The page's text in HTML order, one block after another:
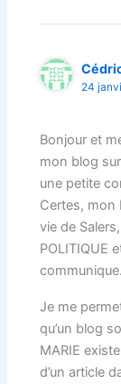
24
Bonjour et
mon blog
une petite
Certes, mon
vie de
POLITIQUE
communique.
Je me
qu’un blog
MARIE
d’un article